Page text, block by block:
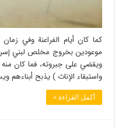
كما كان أيام الفراعنة وفي
موعودين بخروج مخلص لبني
ويقضي على جبروته، فما كان منه
واستبقاء الإناث ) يذبح أبناءهم ويستحيى
أكمل القراءة »